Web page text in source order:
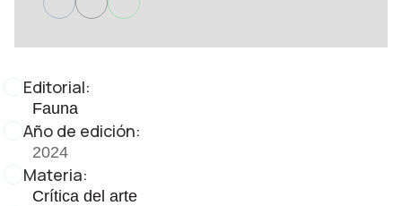
Editorial:
Fauna
Año de edición:
2024
Materia:
Crítica del arte